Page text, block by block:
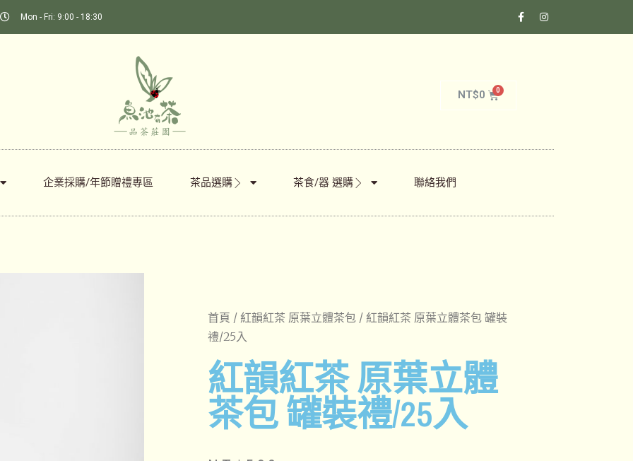
Mon - Fri: 9:00 - 18:30
NT$0
企業採購/年節贈禮專區 茶品選購 茶食/器 選購 聯絡我們
首頁 / 紅韻紅茶 原葉立體茶包 / 紅韻紅茶 原葉立體茶包 罐裝
禮/25入
紅韻紅茶 原葉立體
茶包 罐裝禮/25入